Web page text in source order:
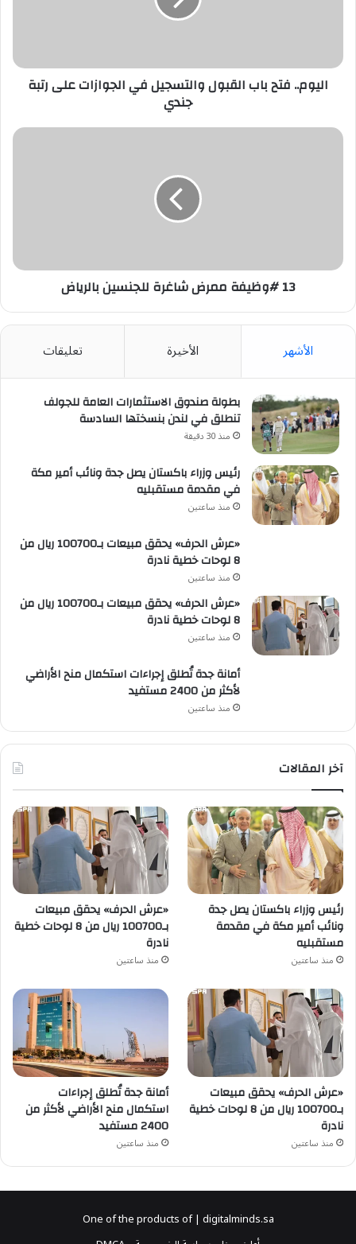
رتبة
جندياليوم.. فتح باب القبول والتسجيل في الجوازات على رتبة
جندي
13
13 #وظيفة ممرض شاغرة للجنسين بالرياض
الأشهر الأخيرة تعليقات
بطولة صندوق الاستثمارات العامة للجولف
تنطلق في لندن بنسختها السادسة
منذ 30 دقيقة
رئيس وزراء باكستان يصل جدة ونائب أمير مكة
في مقدمة مستقبليه
منذ ساعتين
«عرش الحرف» يحقق مبيعات بـ100700 ريال من
8 لوحات خطية نادرة
منذ ساعتين
«عرش الحرف» يحقق مبيعات بـ100700 ريال من
8 لوحات خطية نادرة
منذ ساعتين
أمانة جدة تُطلق إجراءات استكمال منح الأراضي
لأكثر من 2400 مستفيد
منذ ساعتين
آخر المقالات
رئيس وزراء باكستان يصل جدة
ونائب أمير مكة في مقدمة
مستقبليه
منذ ساعتين
«عرش الحرف» يحقق مبيعات
بـ100700 ريال من 8 لوحات خطية
نادرة
منذ ساعتين
«عرش الحرف» يحقق مبيعات
بـ100700 ريال من 8 لوحات خطية
نادرة
منذ ساعتين
أمانة جدة تُطلق إجراءات
استكمال منح الأراضي لأكثر من
2400 مستفيد
منذ ساعتين
One of the products of | digitalminds.sa